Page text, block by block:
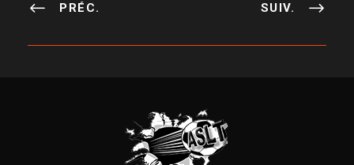
PRÉC. SUIV.